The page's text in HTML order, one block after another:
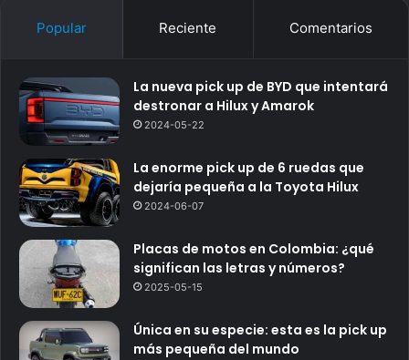
Popular Reciente Comentarios
La nueva pick up de BYD que intentará
destronar a Hilux y Amarok
2024-05-22
La enorme pick up de 6 ruedas que
dejaría pequeña a la Toyota Hilux
2024-06-07
Placas de motos en Colombia: ¿qué
significan las letras y números?
2025-05-15
Única en su especie: esta es la pick up
más pequeña del mundo